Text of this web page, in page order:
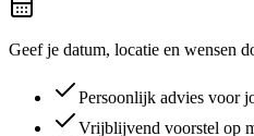
Geef je datum, locatie en wensen
Persoonlijk advies voor
Vrijblijvend voorstel op